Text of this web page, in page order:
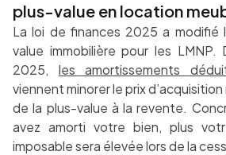
plus-value en location
La loi de finances 2025 a modifié
value immobilière pour les LMNP.
2025, les amortissements
viennent minorer le prix
de la plus-value à la revente.
avez amorti votre bien, plus
imposable sera élevée lors de la